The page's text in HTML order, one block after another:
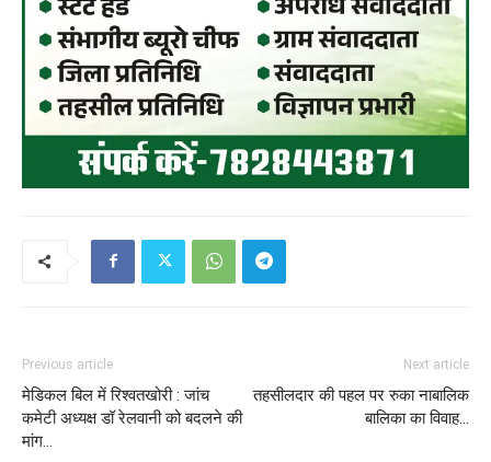
Previous article
मेडिकल बिल में रिश्वतखोरी : जांच
कमेटी अध्यक्ष डॉ रेलवानी को बदलने की
मांग…
Next article
तहसीलदार की पहल पर रुका नाबालिक
बालिका का विवाह…